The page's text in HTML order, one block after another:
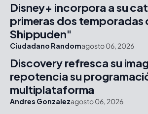
Disney+ incorpora a su
primeras dos temporadas
Shippuden"
Ciudadano Randomagosto 06, 2026
Discovery refresca su
repotencia su
multiplataforma
Andres Gonzalezagosto 06, 2026